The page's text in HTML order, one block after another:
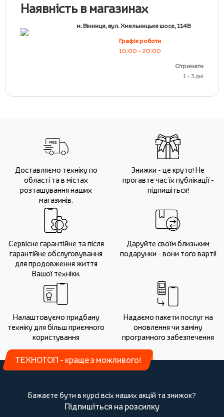
Наявність в магазинах
м. Вінниця, вул. Хмельницьке шосе, 114В
Графік роботи
10:00 - 20:00
Отримати
1 - 3 дні
Доставляємо техніку по
області та в містах
розташування наших
магазинів.
Знижки - це круто! Не
прогавте час їх публікації -
підпишіться!
Сервісне гарантійне та після
гарантійне обслуговування
для продовження життя
Вашої техніки.
Даруйте своїм близьким
подарунки - вони того варті!
Налаштовуємо придбану
техніку для більш приємного
користування
Надаємо пакети послуг на
оновлення чи заміну
програмного забезпечення
ТЕХНОТОП - краще з можливого!
Бажаєте бути в курсі всіх наших акцій та знижок?
Підпишіться на розсилку